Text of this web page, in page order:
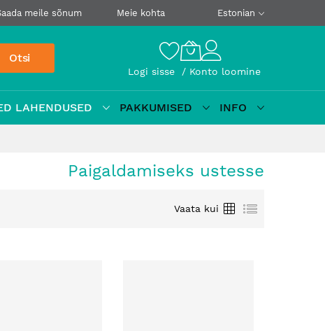
meile sõnum Meie kohta Estonian
Otsi
Logi sisse Konto loomine
LAHENDUSED PAKKUMISED
INFO
Paigaldamiseks ustesse
Vaata kui
Ruudustik
Loetelu